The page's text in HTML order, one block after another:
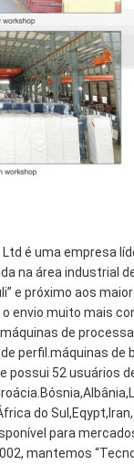
Ltd é uma empresa
na área industrial
e próximo aos
envio muito mais
de
perfil.máquinas
possui 52 usuários
do
para
mantemos